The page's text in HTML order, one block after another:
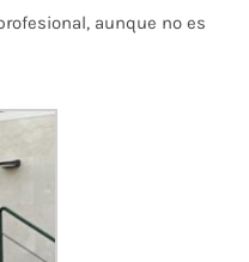
aunque no es